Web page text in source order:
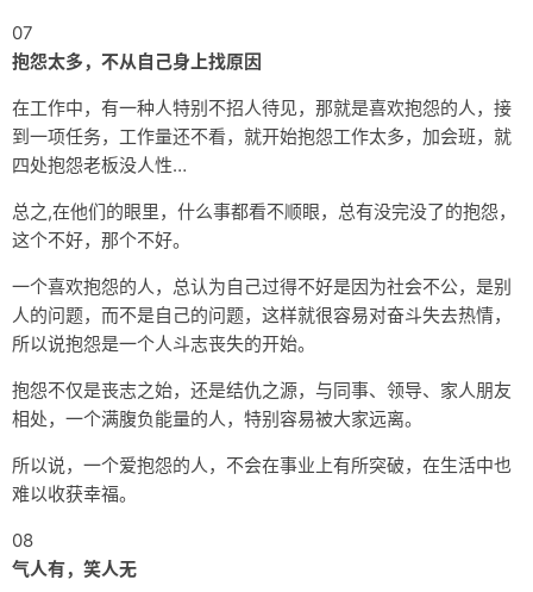
07
抱怨太多，不从自己身上找原因
在工作中，有一种人特别不招人待见，那就是喜欢抱怨的人，接
到一项任务，工作量还不看，就开始抱怨工作太多，加会班，就
四处抱怨老板没人性…
总之,在他们的眼里，什么事都看不顺眼，总有没完没了的抱怨，
这个不好，那个不好。
一个喜欢抱怨的人，总认为自己过得不好是因为社会不公，是别
人的问题，而不是自己的问题，这样就很容易对奋斗失去热情，
所以说抱怨是一个人斗志丧失的开始。
抱怨不仅是丧志之始，还是结仇之源，与同事、领导、家人朋友
相处，一个满腹负能量的人，特别容易被大家远离。
所以说，一个爱抱怨的人，不会在事业上有所突破，在生活中也
难以收获幸福。
08
气人有，笑人无